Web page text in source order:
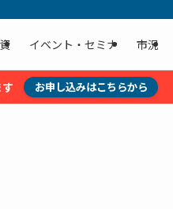
イベント・セミナ 市況
お申し込みはこちらから